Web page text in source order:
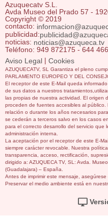
Azuquecatv S.L.
Avda Museo del Prado 57 -
Copyright © 2019
contacto:
publicidad:
noticias: noticias@azuqueca.tv
Teléfono: 949 872175 - 644
Aviso Legal | Cookies
AZUQUECATV, SL Garantiza el pleno
PARLAMENTO EUROPEO Y DEL
El receptor de este E-Mail queda
de sus datos a nuestros
las propias de nuestra actividad. El origen
proceden de fuentes accesibles al
relación o durante los años necesarios
se cederán a terceros salvo en los casos
para el correcto desarrollo del servicio que
administración interna.
La aceptación por el receptor de este E-
siempre carácter revocable. Nuestra
transparencia, acceso, rectificación,
dirigido a: AZUQUECA TV, SL: Avda.
(Guadalajara) – España.
Antes de imprimir este mensaje, asegúrese
Preservar el medio ambiente está en